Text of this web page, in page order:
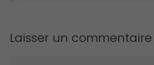
Laisser un commentaire